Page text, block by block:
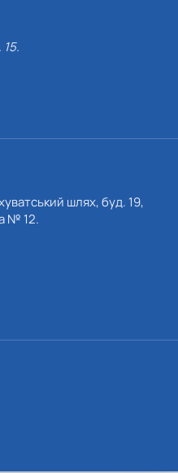
шлях, буд. 19,
№ 12.